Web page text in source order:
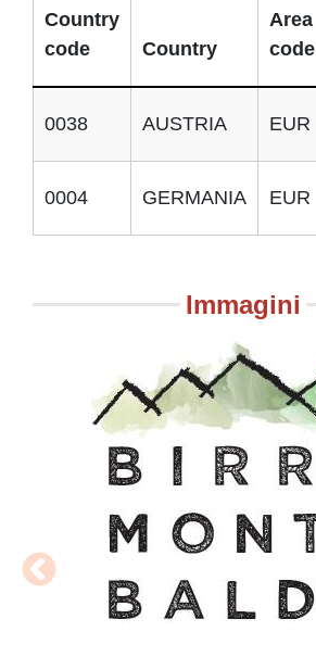
Country
code
Country
Area
code
0038 AUSTRIA EUR
0004 GERMANIA EUR
Immagini